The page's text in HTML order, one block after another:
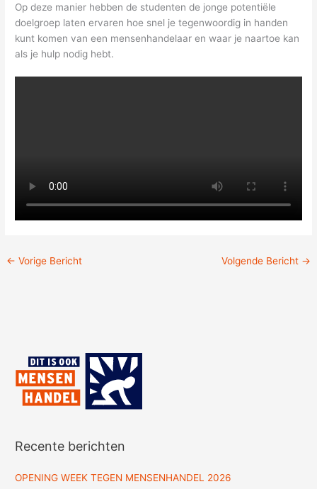
Op deze manier hebben de studenten de jonge potentiële
doelgroep laten ervaren hoe snel je tegenwoordig in handen
kunt komen van een mensenhandelaar en waar je naartoe kan
als je hulp nodig hebt.
← Vorige Bericht Volgende Bericht →
Recente berichten
OPENING WEEK TEGEN MENSENHANDEL 2026